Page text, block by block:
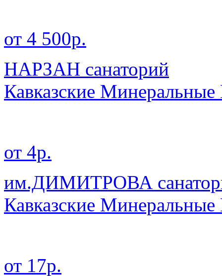
от 4 500р.
НАРЗАН санаторий
Кавказские
от 4р.
им.ДИМИТРОВА
Кавказские
от 17р.